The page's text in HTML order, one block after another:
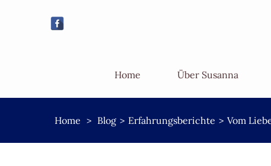
Home Über Susanna
Home > Blog > Erfahrungsberichte > Vom